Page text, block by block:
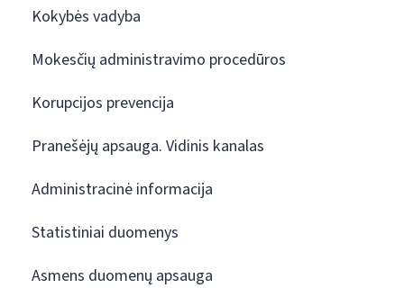
Kokybės vadyba
Mokesčių administravimo procedūros
Korupcijos prevencija
Pranešėjų apsauga. Vidinis kanalas
Administracinė informacija
Statistiniai duomenys
Asmens duomenų apsauga